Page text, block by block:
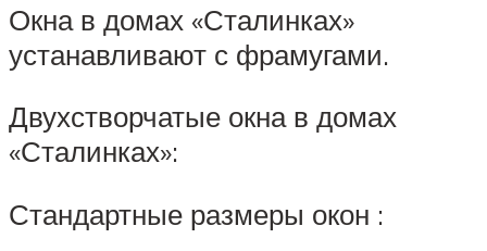
Окна в домах «Сталинках»
устанавливают с фрамугами.
Двухстворчатые окна в домах
«Сталинках»:
Стандартные размеры окон :